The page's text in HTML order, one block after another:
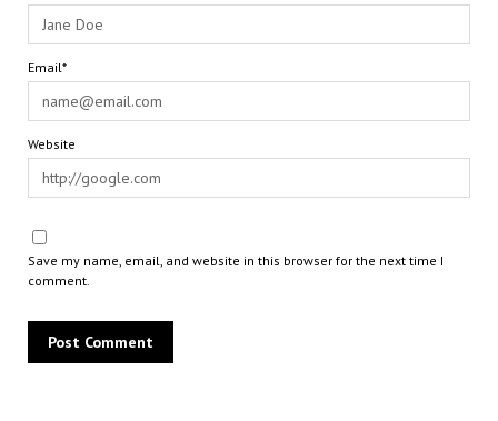
Email*
Website
Save my name, email, and website in this browser for the next time I
comment.